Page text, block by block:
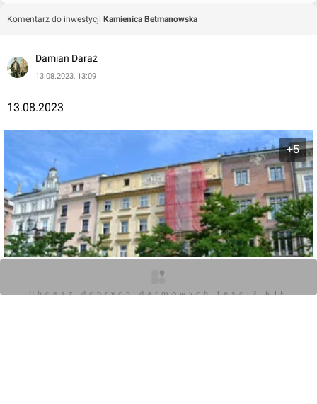
Komentarz do inwestycji Kamienica Betmanowska
Damian Daraż
13.08.2023, 13:09
13.08.2023
+5
Chcesz dobrych darmowych teści? NIE